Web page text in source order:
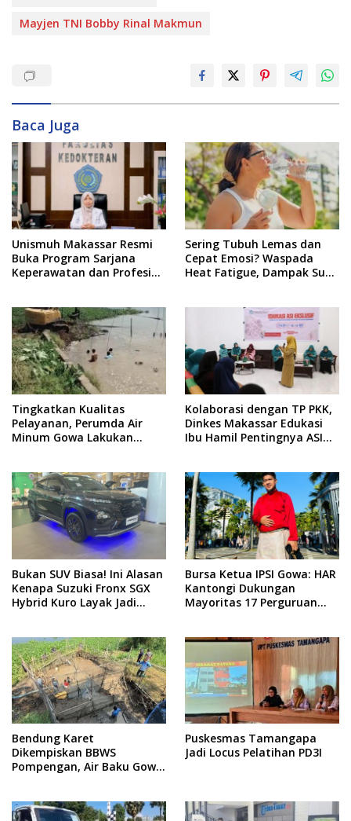
Mayjen TNI Bobby Rinal Makmun
Baca Juga
Unismuh Makassar Resmi
Buka Program Sarjana
Keperawatan dan Profesi
Sering Tubuh Lemas dan
Cepat Emosi? Waspada
Heat Fatigue, Dampak Suhu
Tingkatkan Kualitas
Pelayanan, Perumda Air
Minum Gowa Lakukan
Kolaborasi dengan TP PKK,
Dinkes Makassar Edukasi
Ibu Hamil Pentingnya ASI
Bukan SUV Biasa! Ini Alasan
Kenapa Suzuki Fronx SGX
Hybrid Kuro Layak Jadi
Bursa Ketua IPSI Gowa: HAR
Kantongi Dukungan
Mayoritas 17 Perguruan
Bendung Karet
Dikempiskan BBWS
Pompengan, Air Baku Gowa
Puskesmas Tamangapa
Jadi Locus Pelatihan PD3I